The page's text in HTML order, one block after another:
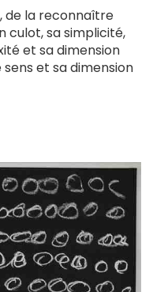
de la reconnaître
culot, sa simplicité,
et sa dimension
et sa dimension